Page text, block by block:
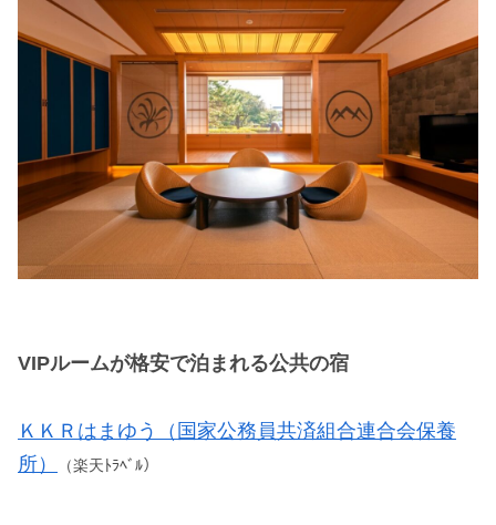
VIPルームが格安で泊まれる公共の宿
ＫＫＲはまゆう（国家公務員共済組合連合会保養
所）
（楽天ﾄﾗﾍﾞﾙ）